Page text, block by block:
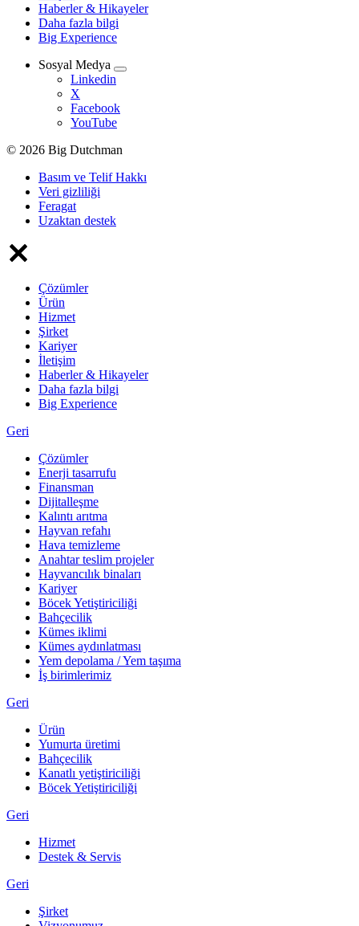
Haberler & Hikayeler
Daha fazla bilgi
Big Experience
Sosyal Medya
Linkedin
X
Facebook
YouTube
© 2026 Big Dutchman
Basım ve Telif Hakkı
Veri gizliliği
Feragat
Uzaktan destek
Çözümler
Ürün
Hizmet
Şirket
Kariyer
İletişim
Haberler & Hikayeler
Daha fazla bilgi
Big Experience
Geri
Çözümler
Enerji tasarrufu
Finansman
Dijitalleşme
Kalıntı arıtma
Hayvan refahı
Hava temizleme
Anahtar teslim projeler
Hayvancılık binaları
Kariyer
Böcek Yetiştiriciliği
Bahçecilik
Kümes iklimi
Kümes aydınlatması
Yem depolama / Yem taşıma
İş birimlerimiz
Geri
Ürün
Yumurta üretimi
Bahçecilik
Kanatlı yetiştiriciliği
Böcek Yetiştiriciliği
Geri
Hizmet
Destek & Servis
Geri
Şirket